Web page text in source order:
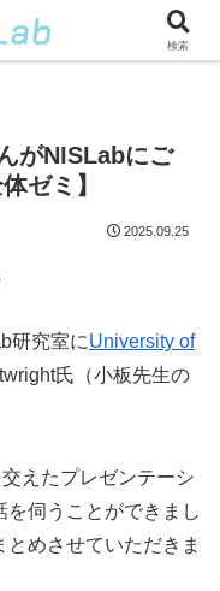
がNISLabにご
ゼミ】
2025.09.25
研究室にUniversity of
氏（小板先生の
えたプレゼンテーシ
を伺うことができまし
めさせていただきま
検索